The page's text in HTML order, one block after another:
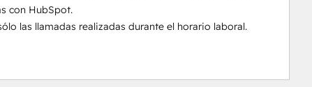
con HubSpot.
las llamadas realizadas durante el horario laboral.